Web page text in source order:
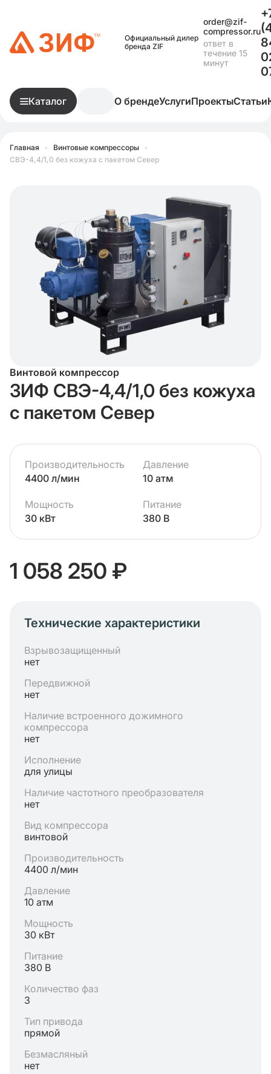
Официальный дилер
бренда ZIF
order@zif-
compressor.ru
ответ в
течение 15
минут
Каталог О брендеУслугиПроектыСтатьи
Главная • Винтовые компрессоры
•
СВЭ-4,4/1,0 без кожуха с пакетом Север
Винтовой компрессор
ЗИФ СВЭ-4,4/1,0 без кожуха
с пакетом Север
Производительность
4400 л/мин
Давление
10 атм
Мощность
30 кВт
Питание
380 В
1 058 250 ₽
Технические характеристики
Взрывозащищенный
нет
Передвижной
нет
Наличие встроенного дожимного
компрессора
нет
Исполнение
для улицы
Наличие частотного преобразователя
нет
Вид компрессора
винтовой
Производительность
4400 л/мин
Давление
10 атм
Мощность
30 кВт
Питание
380 В
Количество фаз
3
Тип привода
прямой
Безмасляный
нет